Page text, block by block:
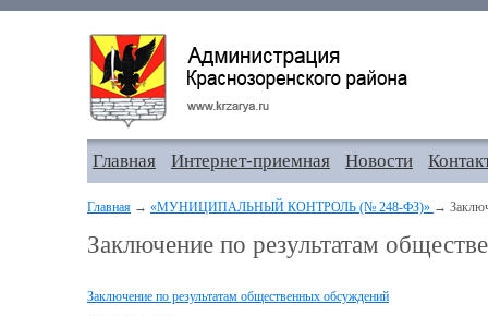
Главная Интернет-приемная Новости
Главная → «МУНИЦИПАЛЬНЫЙ КОНТРОЛЬ (№ 248-ФЗ)» →
Заключение по результатам
Заключение по результатам общественных обсуждений